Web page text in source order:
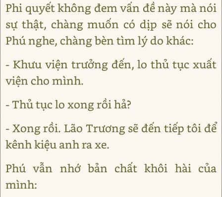
Phi quyết không đem vấn đề này mà nói
sự thật, chàng muốn có dịp sẽ nói cho
Phú nghe, chàng bèn tìm lý do khác:
- Khưu viện trưởng đến, lo thủ tục xuất
viện cho mình.
- Thủ tục lo xong rồi hả?
- Xong rồi. Lão Trương sẽ đến tiếp tôi để
kênh kiệu anh ra xe.
Phú vẫn nhớ bản chất khôi hài của
mình: